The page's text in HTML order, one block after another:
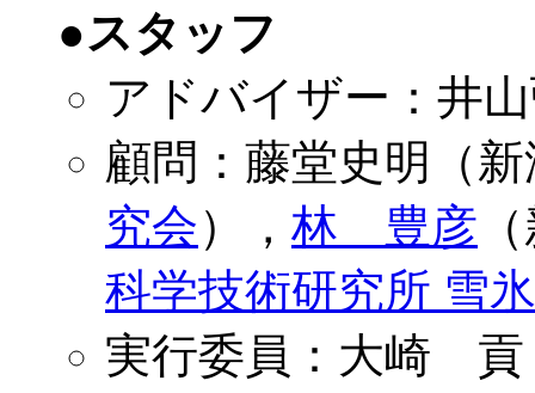
●スタッフ
アドバイザー：井
顧問：藤堂史明（
究会）， 林 豊彦
科学技術研究所 雪
実行委員：大崎 貢